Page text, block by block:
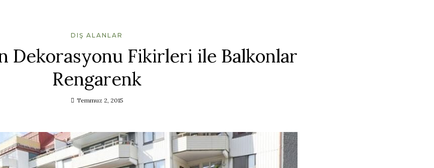
DIŞ ALANLAR
Dekorasyonu Fikirleri ile Balkonlar
Rengarenk
Temmuz 2, 2015